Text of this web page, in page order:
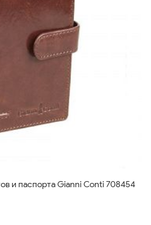
и паспорта Gianni Conti 708454